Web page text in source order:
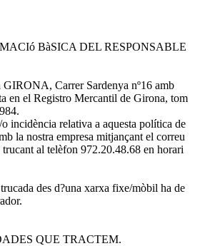
BàSICA DEL RESPONSABLE
Carrer Sardenya nº16 amb
en el Registro Mercantil de Girona, tom
incidència relativa a aquesta política de
la nostra empresa mitjançant el correu
al telèfon 972.20.48.68 en horari
des d?una xarxa fixe/mòbil ha de
QUE TRACTEM.